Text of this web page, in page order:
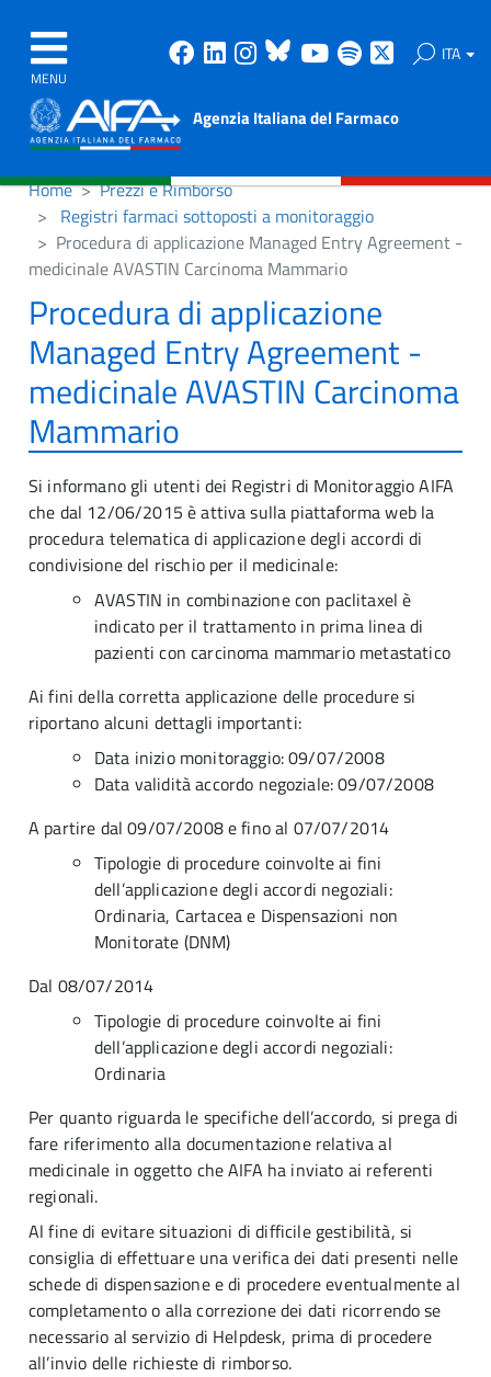
MENU
Facebook
Linkedin
Instagram
Bluesky
Youtube
Spotify ITA
Agenzia Italiana del Farmaco
Home
Prezzi e Rimborso
Registri farmaci sottoposti a monitoraggio
Procedura di applicazione Managed Entry Agreement -
medicinale AVASTIN Carcinoma Mammario
Procedura di applicazione
Managed Entry Agreement -
medicinale AVASTIN Carcinoma
Mammario
Si informano gli utenti dei Registri di Monitoraggio AIFA
che dal 12/06/2015 è attiva sulla piattaforma web la
procedura telematica di applicazione degli accordi di
condivisione del rischio per il medicinale:
AVASTIN in combinazione con paclitaxel è
indicato per il trattamento in prima linea di
pazienti con carcinoma mammario metastatico
Ai fini della corretta applicazione delle procedure si
riportano alcuni dettagli importanti:
Data inizio monitoraggio: 09/07/2008
Data validità accordo negoziale: 09/07/2008
A partire dal 09/07/2008 e fino al 07/07/2014
Tipologie di procedure coinvolte ai fini
dell’applicazione degli accordi negoziali:
Ordinaria, Cartacea e Dispensazioni non
Monitorate (DNM)
Dal 08/07/2014
Tipologie di procedure coinvolte ai fini
dell’applicazione degli accordi negoziali:
Ordinaria
Per quanto riguarda le specifiche dell’accordo, si prega di
fare riferimento alla documentazione relativa al
medicinale in oggetto che AIFA ha inviato ai referenti
regionali.
Al fine di evitare situazioni di difficile gestibilità, si
consiglia di effettuare una verifica dei dati presenti nelle
schede di dispensazione e di procedere eventualmente al
completamento o alla correzione dei dati ricorrendo se
necessario al servizio di Helpdesk, prima di procedere
all’invio delle richieste di rimborso.